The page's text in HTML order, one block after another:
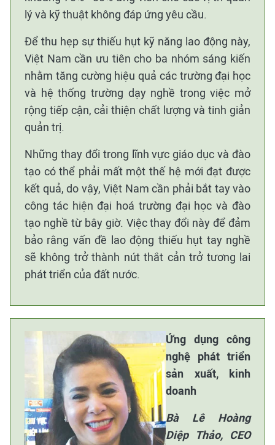
lý và kỹ thuật không đáp ứng yêu cầu.
Để thu hẹp sự thiếu hụt kỹ năng lao động này,
Việt Nam cần ưu tiên cho ba nhóm sáng kiến
nhằm tăng cường hiệu quả các trường đại học
và hệ thống trường dạy nghề trong việc mở
rộng tiếp cận, cải thiện chất lượng và tinh giản
quản trị.
Những thay đổi trong lĩnh vực giáo dục và đào
tạo có thể phải mất một thế hệ mới đạt được
kết quả, do vậy, Việt Nam cần phải bắt tay vào
công tác hiện đại hoá trường đại học và đào
tạo nghề từ bây giờ. Việc thay đổi này để đảm
bảo rằng vấn đề lao động thiếu hụt tay nghề
sẽ không trở thành nút thắt cản trở tương lai
phát triển của đất nước.
Ứng dụng công
nghệ phát triển
sản xuất, kinh
doanh
Bà Lê Hoàng
Diệp Thảo, CEO